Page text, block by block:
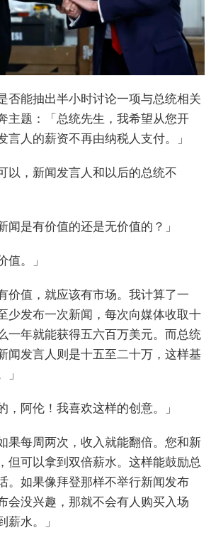
否能抽出半小时讨论一项与总统相关
主题：「总统先生，我希望从您开
言人的薪资不再由纳税人支付。」
以，新闻发言人和以后的总统不
闻是有价值的还是无价值的？」
值。」
价值，就应该有市场。我计算了一
少发布一次新闻，每次向媒体收取十
一年就能获得五六百万美元。而总统
闻发言人则是十五至二十万，这样基
」
，阿伦！我喜欢这样的创意。」
果每周两次，收入就能翻倍。您和新
但可以拿到双倍薪水。这样能鼓励总
。如果像拜登那样不举行新闻发布
会没兴趣，那就不会有人购买入场
薪水。」